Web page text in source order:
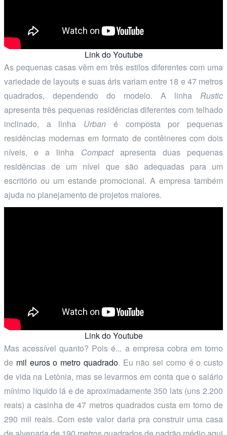
Link do Youtube
As pequenas casas vêm em três estilos diferentes com uma
variedade de layouts e suas áris variam entre 18 e 47 metros
quadrados, dependendo do modelo. A linha Rustic
apresenta três pequenas residências diferentes com telhado
inclinado, a linha Urban é composta por pequenas
residências modernas em formato de contêineres com dois
níveis, e a linha Compactapresenta duas pequenas
residências de um nível que são adequadas para um
escritório ou um estande promocional. A empresa também
ajuda no planejamento de projetos maiores.
Link do Youtube
Mas acessível quanto? Pois é... a empresa cobra em torno
de mil euros o metro quadrado. Eu não sei como é o custo
de vida na Letônia, mas se levarmos em conta que o salário
mínimo líquido lá e de aproximadamente 350 lats (uns 2.200
reais) a casinha de 47 metros quadrados custa em torno de
290 mil reais. Com este valor daria pra construir uma casa